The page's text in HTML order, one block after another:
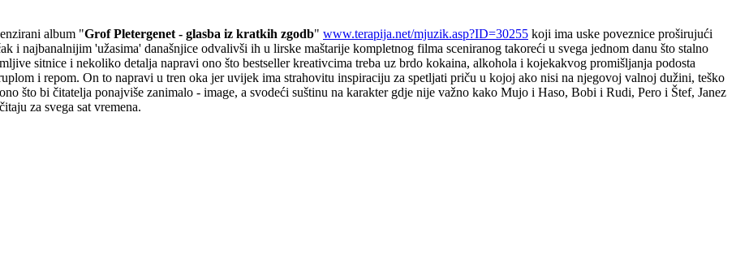
album "Grof Pletergenet - glasba iz kratkih zgodb" www.terapija.net/mjuzik.asp?ID=30255 koji ima uske poveznice proširujući
i najbanalnijim 'užasima' današnjice odvalivši ih u lirske maštarije kompletnog filma sceniranog takoreći u svega jednom danu što stalno
sitnice i nekoliko detalja napravi ono što bestseller kreativcima treba uz brdo kokaina, alkohola i kojekakvog promišljanja podosta
i repom. On to napravi u tren oka jer uvijek ima strahovitu inspiraciju za spetljati priču u kojoj ako nisi na njegovoj valnoj dužini, teško
što bi čitatelja ponajviše zanimalo - image, a svodeći suštinu na karakter gdje nije važno kako Mujo i Haso, Bobi i Rudi, Pero i Štef, Janez
za svega sat vremena.